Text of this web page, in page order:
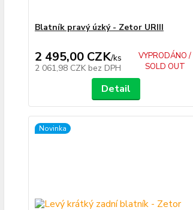
Blatník pravý úzký - Zetor URIII
2 495,00 CZK/ks
2 061,98 CZK bez DPH
VYPRODÁNO /
SOLD OUT
Detail
Novinka